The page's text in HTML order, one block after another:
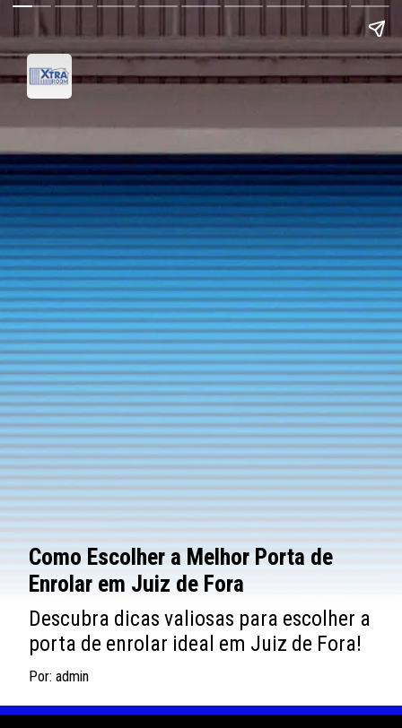
Como Escolher a Melhor Porta de
Enrolar em Juiz de Fora
Descubra dicas valiosas para escolher a
porta de enrolar ideal em Juiz de Fora!
Por: admin